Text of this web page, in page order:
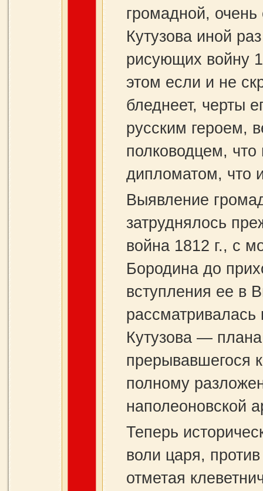
громадной,
Кутузова иной
рисующих войну
этом если и не
бледнеет, черты
русским героем,
полководцем,
дипломатом, что
Выявление
затруднялось
война 1812 г., с
Бородина до
вступления ее в
рассматривалась
Кутузова —
прерывавшегося
полному
наполеоновской
Теперь
воли царя,
отметая